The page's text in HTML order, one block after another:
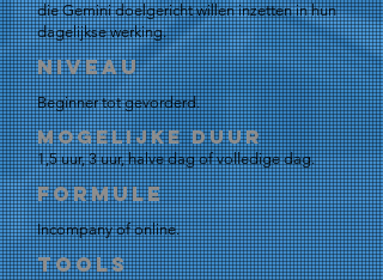
die Gemini doelgericht willen inzetten in hun
dagelijkse werking.
Niveau
Beginner tot gevorderd.
Mogelijke duur
1,5 uur, 3 uur, halve dag of volledige dag.
Formule
Incompany of online.
Tools